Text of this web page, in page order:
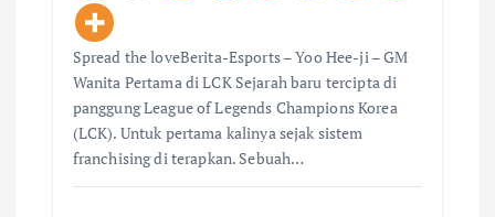
Spread the loveBerita-Esports – Yoo Hee-ji – GM
Wanita Pertama di LCK Sejarah baru tercipta di
panggung League of Legends Champions Korea
(LCK). Untuk pertama kalinya sejak sistem
franchising di terapkan. Sebuah…